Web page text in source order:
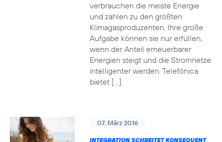
verbrauchen die meiste Energie
und zählen zu den größten
Klimagasproduzenten. Ihre große
Aufgabe können sie nur erfüllen,
wenn der Anteil erneuerbarer
Energien steigt und die Stromnetze
intelligenter werden. Telefónica
bietet […]
07. März 2016
INTEGRATION SCHREITET KONSEQUENT